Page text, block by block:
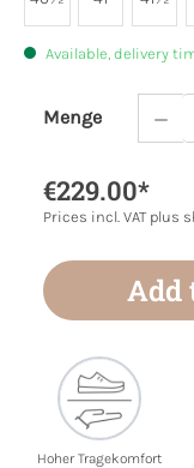
Available, delivery
Menge
Product
€229.00*
Prices incl. VAT plus
Add
Hoher Tragekomfort